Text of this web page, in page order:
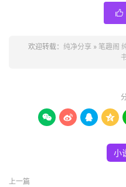

欢迎转载： 纯净分享 » 笔趣阁
   
小
上一篇